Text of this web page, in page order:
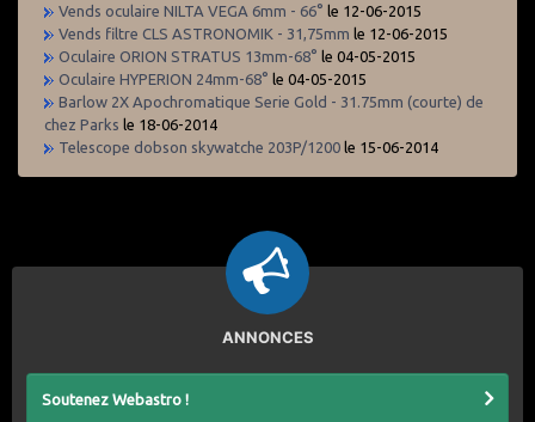
Vends oculaire NILTA VEGA 6mm - 66° le 12-06-2015
Vends filtre CLS ASTRONOMIK - 31,75mm le 12-06-2015
Oculaire ORION STRATUS 13mm-68° le 04-05-2015
Oculaire HYPERION 24mm-68° le 04-05-2015
Barlow 2X Apochromatique Serie Gold - 31.75mm (courte) de
chez Parks le 18-06-2014
Telescope dobson skywatche 203P/1200 le 15-06-2014
ANNONCES
Soutenez Webastro !